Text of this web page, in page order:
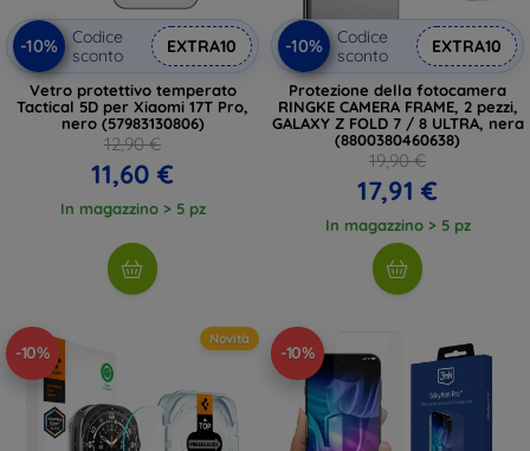
-10%
Codice
sconto
EXTRA10
Vetro protettivo temperato
Tactical 5D per Xiaomi 17T Pro,
nero (57983130806)
12,90 €
11,60 €
In magazzino > 5 pz
-10%
Codice
sconto
EXTRA10
Protezione della fotocamera
RINGKE CAMERA FRAME, 2 pezzi,
GALAXY Z FOLD 7 / 8 ULTRA, nera
(8800380460638)
19,90 €
17,91 €
In magazzino > 5 pz
-10%
Novità
-10%